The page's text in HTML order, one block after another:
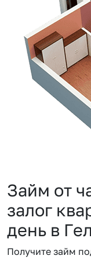
Займ от
залог
день в
Получите займ